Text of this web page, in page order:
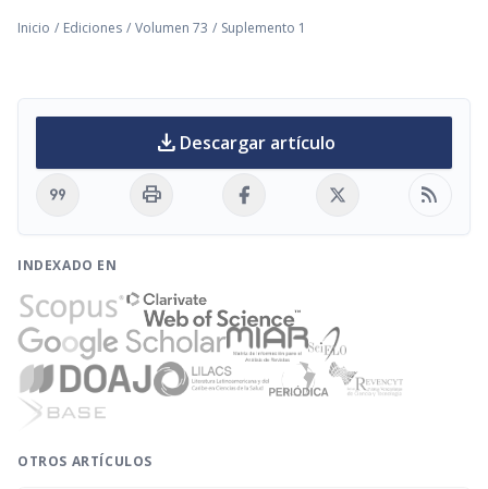
Inicio / Ediciones / Volumen 73 / Suplemento 1
download Descargar artículo
format_quote print rss_feed
INDEXADO EN
OTROS ARTÍCULOS